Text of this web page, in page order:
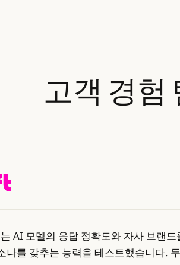
고객 경험
AI 모델의 응답 정확도와 자사 브랜드
나를 갖추는 능력을 테스트했습니다.